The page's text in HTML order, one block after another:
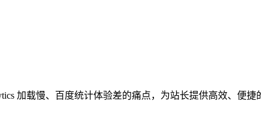
加载慢、百度统计体验差的痛点，为站长提供高效、便捷